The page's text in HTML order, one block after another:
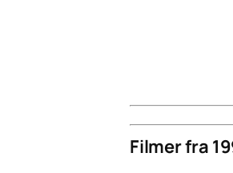
Filmer fra